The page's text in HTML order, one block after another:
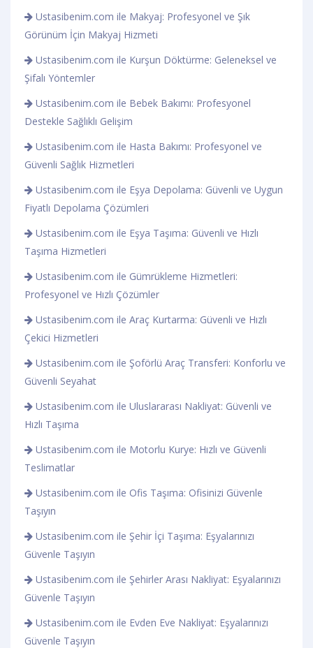
Ustasibenim.com ile Makyaj: Profesyonel ve Şık
Görünüm İçin Makyaj Hizmeti
Ustasibenim.com ile Kurşun Döktürme: Geleneksel ve
Şifalı Yöntemler
Ustasibenim.com ile Bebek Bakımı: Profesyonel
Destekle Sağlıklı Gelişim
Ustasibenim.com ile Hasta Bakımı: Profesyonel ve
Güvenli Sağlık Hizmetleri
Ustasibenim.com ile Eşya Depolama: Güvenli ve Uygun
Fiyatlı Depolama Çözümleri
Ustasibenim.com ile Eşya Taşıma: Güvenli ve Hızlı
Taşıma Hizmetleri
Ustasibenim.com ile Gümrükleme Hizmetleri:
Profesyonel ve Hızlı Çözümler
Ustasibenim.com ile Araç Kurtarma: Güvenli ve Hızlı
Çekici Hizmetleri
Ustasibenim.com ile Şoförlü Araç Transferi: Konforlu ve
Güvenli Seyahat
Ustasibenim.com ile Uluslararası Nakliyat: Güvenli ve
Hızlı Taşıma
Ustasibenim.com ile Motorlu Kurye: Hızlı ve Güvenli
Teslimatlar
Ustasibenim.com ile Ofis Taşıma: Ofisinizi Güvenle
Taşıyın
Ustasibenim.com ile Şehir İçi Taşıma: Eşyalarınızı
Güvenle Taşıyın
Ustasibenim.com ile Şehirler Arası Nakliyat: Eşyalarınızı
Güvenle Taşıyın
Ustasibenim.com ile Evden Eve Nakliyat: Eşyalarınızı
Güvenle Taşıyın